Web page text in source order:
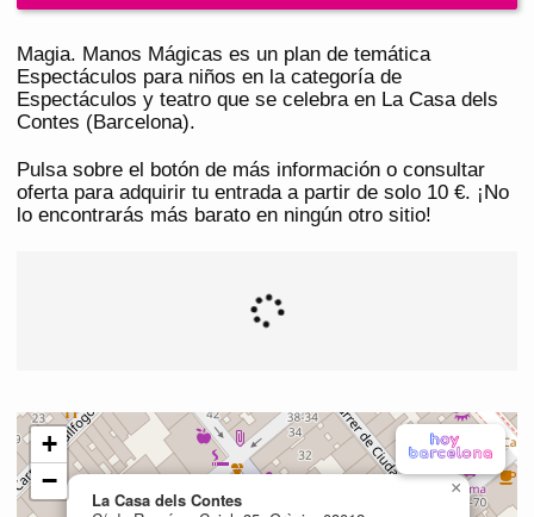
Magia. Manos Mágicas es un plan de temática
Espectáculos para niños en la categoría de
Espectáculos y teatro que se celebra en La Casa dels
Contes (Barcelona).
Pulsa sobre el botón de más información o consultar
oferta para adquirir tu entrada a partir de solo 10 €. ¡No
lo encontrarás más barato en ningún otro sitio!